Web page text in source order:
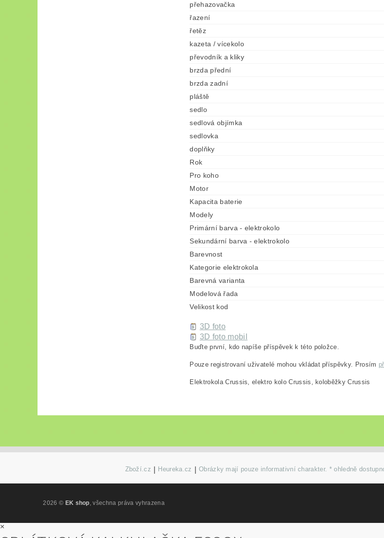
přehazovačka
řazení
řetěz
kazeta / vícekolo
převodník a kliky
brzda přední
brzda zadní
pláště
sedlo
sedlová objímka
sedlovka
doplňky
Rok
Pro koho
Motor
Kapacita baterie
Modely
Primární barva - elektrokolo
Sekundární barva - elektrokolo
Barevnost
Kategorie elektrokola
Barevná varianta
Modelová řada
Velikost kod
3D foto
3D foto mobil
Buďte první, kdo napíše příspěvek k této položce.
Pouze registrovaní uživatelé mohou vkládat příspěvky. Prosím
Elektrokola Crussis, elektro kolo Crussis, koloběžky Crussis
Zboží.cz Heureka.cz Obrázky mají pouze informativní charakter. * ohledně
2026 © EK shop, všechna práva vyhrazena
×